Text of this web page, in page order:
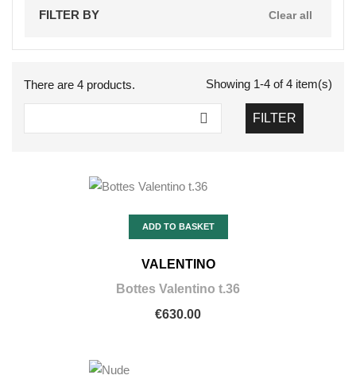
FILTER BY Clear all
There are 4 products.
 FILTER
Showing 1-4 of 4 item(s)
ADD TO BASKET
VALENTINO
Bottes Valentino t.36
€630.00